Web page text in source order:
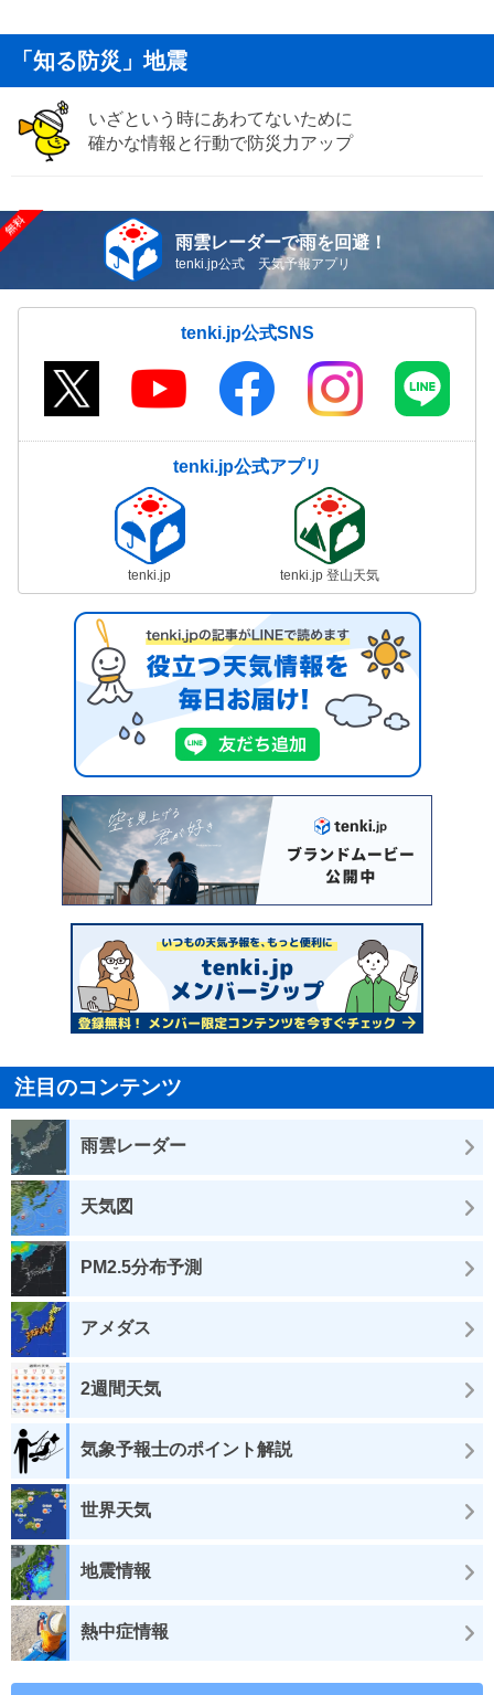
「知る防災」地震
いざという時にあわてないために
確かな情報と行動で防災力アップ
雨雲レーダーで雨を回避！
tenki.jp公式 天気予報アプリ
tenki.jp公式SNS
tenki.jp公式アプリ
tenki.jp tenki.jp 登山天気
注目のコンテンツ
雨雲レーダー
天気図
PM2.5分布予測
アメダス
2週間天気
気象予報士のポイント解説
世界天気
地震情報
熱中症情報